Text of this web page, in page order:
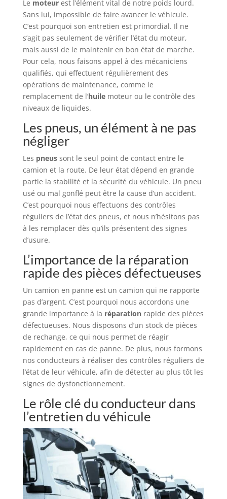
Le moteurest l’élément vital de notre poids lourd.
Sans lui, impossible de faire avancer le véhicule.
C’est pourquoi son entretien est primordial. Il ne
s’agit pas seulement de vérifier l’état du moteur,
mais aussi de le maintenir en bon état de marche.
Pour cela, nous faisons appel à des mécaniciens
qualifiés, qui effectuent régulièrement des
opérations de maintenance, comme le
remplacement de l’huilemoteur ou le contrôle des
niveaux de liquides.
Les pneus, un élément à ne pas
négliger
Les pneussont le seul point de contact entre le
camion et la route. De leur état dépend en grande
partie la stabilité et la sécurité du véhicule. Un pneu
usé ou mal gonflé peut être la cause d’un accident.
C’est pourquoi nous effectuons des contrôles
réguliers de l’état des pneus, et nous n’hésitons pas
à les remplacer dès qu’ils présentent des signes
d’usure.
L’importance de la réparation
rapide des pièces défectueuses
Un camion en panne est un camion qui ne rapporte
pas d’argent. C’est pourquoi nous accordons une
grande importance à la réparationrapide des pièces
défectueuses. Nous disposons d’un stock de pièces
de rechange, ce qui nous permet de réagir
rapidement en cas de panne. De plus, nous formons
nos conducteurs à réaliser des contrôles réguliers de
l’état de leur véhicule, afin de détecter au plus tôt les
signes de dysfonctionnement.
Le rôle clé du conducteur dans
l’entretien du véhicule